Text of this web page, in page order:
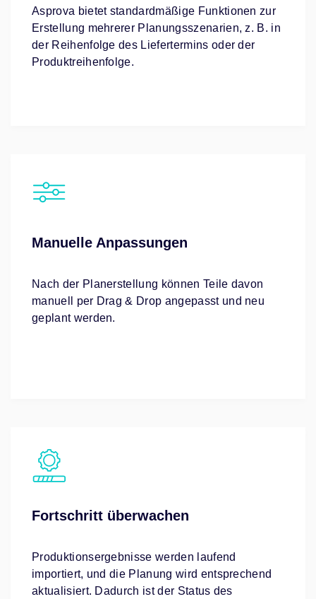
Asprova bietet standardmäßige Funktionen zur
Erstellung mehrerer Planungsszenarien, z. B. in
der Reihenfolge des Liefertermins oder der
Produktreihenfolge.
Manuelle Anpassungen
Nach der Planerstellung können Teile davon
manuell per Drag & Drop angepasst und neu
geplant werden.
Fortschritt überwachen
Produktionsergebnisse werden laufend
importiert, und die Planung wird entsprechend
aktualisiert. Dadurch ist der Status des